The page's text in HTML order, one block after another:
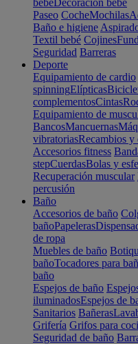
bebéDecoración bebé
Paseo CocheMochilas
Baño e higiene
Textil bebé Cojines
Seguridad Barreras
Deporte
Equipamiento de cardio
spinningElípticas
complementosCintas
Equipamiento de
BancosMancuernas
vibratoriasRecambios y
Accesorios fitness
stepCuerdasBolas y
Recuperación muscular
percusión
Baño
Accesorios de baño
bañoPapeleras
de ropa
Muebles de baño
bañoTocadores para
baño
Espejos de baño
iluminadosEspejos de
Sanitarios Bañeras
Grifería Grifos para
Seguridad de baño